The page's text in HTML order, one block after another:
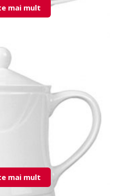
YUMURTALIK
mai mult
mai mult